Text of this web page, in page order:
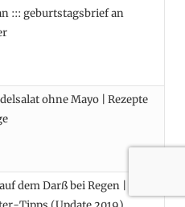
::: geburtstagsbrief an
ohne Mayo | Rezepte
dem Darß bei Regen | 6